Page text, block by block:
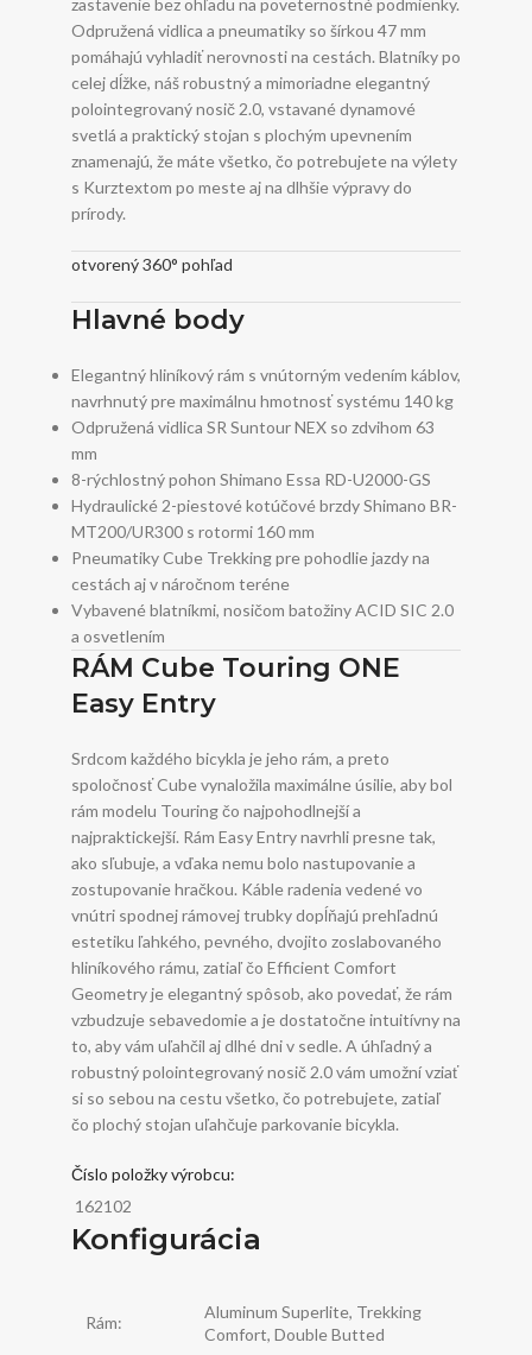
zastavenie bez ohľadu na poveternostné podmienky.
Odpružená vidlica a pneumatiky so šírkou 47 mm
pomáhajú vyhladiť nerovnosti na cestách. Blatníky po
celej dĺžke, náš robustný a mimoriadne elegantný
polointegrovaný nosič 2.0, vstavané dynamové
svetlá a praktický stojan s plochým upevnením
znamenajú, že máte všetko, čo potrebujete na výlety
s Kurztextom po meste aj na dlhšie výpravy do
prírody.
otvorený 360° pohľad
Hlavné body
Elegantný hliníkový rám s vnútorným vedením káblov,
navrhnutý pre maximálnu hmotnosť systému 140 kg
Odpružená vidlica SR Suntour NEX so zdvihom 63
mm
8-rýchlostný pohon Shimano Essa RD-U2000-GS
Hydraulické 2-piestové kotúčové brzdy Shimano BR-
MT200/UR300 s rotormi 160 mm
Pneumatiky Cube Trekking pre pohodlie jazdy na
cestách aj v náročnom teréne
Vybavené blatníkmi, nosičom batožiny ACID SIC 2.0
a osvetlením
RÁM Cube Touring ONE
Easy Entry
Srdcom každého bicykla je jeho rám, a preto
spoločnosť Cube vynaložila maximálne úsilie, aby bol
rám modelu Touring čo najpohodlnejší a
najpraktickejší. Rám Easy Entry navrhli presne tak,
ako sľubuje, a vďaka nemu bolo nastupovanie a
zostupovanie hračkou. Káble radenia vedené vo
vnútri spodnej rámovej trubky dopĺňajú prehľadnú
estetiku ľahkého, pevného, ​​dvojito zoslabovaného
hliníkového rámu, zatiaľ čo Efficient Comfort
Geometry je elegantný spôsob, ako povedať, že rám
vzbudzuje sebavedomie a je dostatočne intuitívny na
to, aby vám uľahčil aj dlhé dni v sedle. A úhľadný a
robustný polointegrovaný nosič 2.0 vám umožní vziať
si so sebou na cestu všetko, čo potrebujete, zatiaľ
čo plochý stojan uľahčuje parkovanie bicykla.
Číslo položky výrobcu:
162102
Konfigurácia
Rám:
Aluminum Superlite, Trekking
Comfort, Double Butted